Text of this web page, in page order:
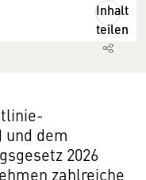
Inhalt
teilen
und dem
2026
zahlreiche